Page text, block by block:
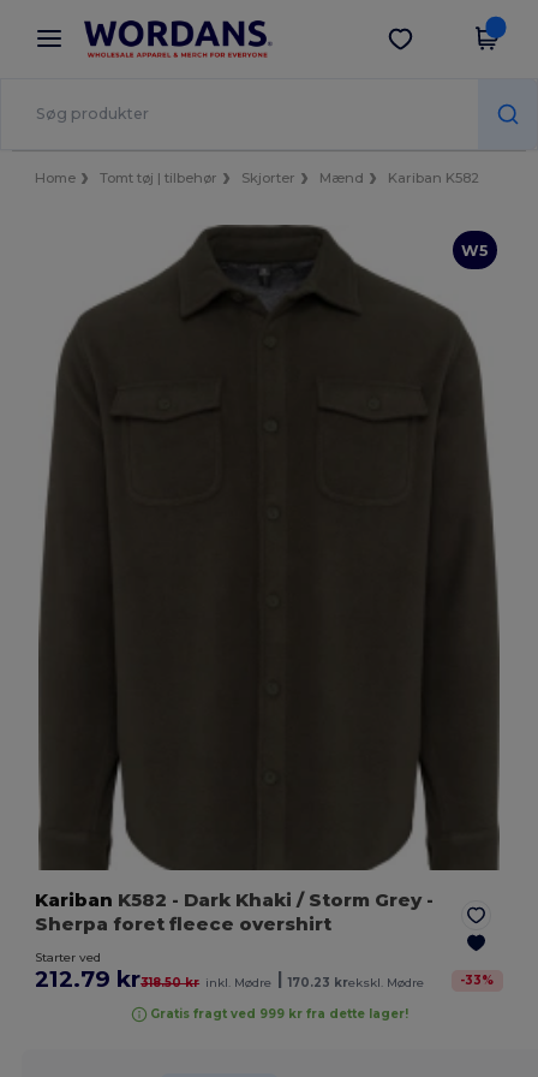
× Wordans-app
Bedre priser i appen!
Hent app
Home Tomt tøj | tilbehør Skjorter Mænd Kariban K582
W5
Kariban K582 - Dark Khaki / Storm Grey-
Sherpa foret fleece overshirt
Starter ved
212.79 kr318.50 kr inkl. Mødre | 170.23 krekskl. Mødre -33%
Gratis fragt ved 999 kr fra dette lager!